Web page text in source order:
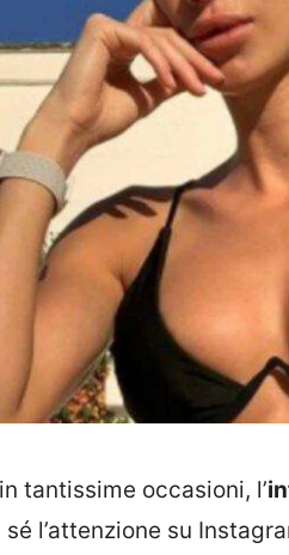
tantissime occasioni, l’
l’attenzione su